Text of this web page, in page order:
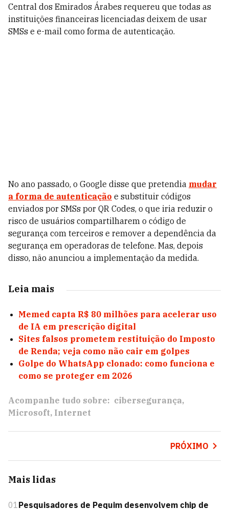
Central dos Emirados Árabes requereu que todas as
instituições financeiras licenciadas deixem de usar
SMSs e e-mail como forma de autenticação.
No ano passado, o Google disse que pretendia mudar
a forma de autenticação e substituir códigos
enviados por SMSs por QR Codes, o que iria reduzir o
risco de usuários compartilharem o código de
segurança com terceiros e remover a dependência da
segurança em operadoras de telefone. Mas, depois
disso, não anunciou a implementação da medida.
Leia mais
Memed capta R$ 80 milhões para acelerar uso
de IA em prescrição digital
Sites falsos prometem restituição do Imposto
de Renda; veja como não cair em golpes
Golpe do WhatsApp clonado: como funciona e
como se proteger em 2026
Acompanhe tudo sobre: cibersegurança
Microsoft Internet
PRÓXIMO
Mais lidas
01Pesquisadores de Pequim desenvolvem chip de